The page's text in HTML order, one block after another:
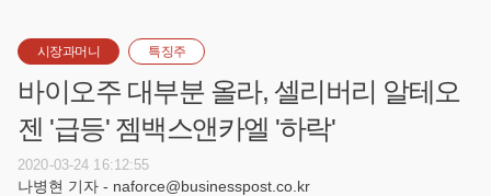
시장과머니 특징주
바이오주 대부분 올라, 셀리버리 알테오
젠 '급등' 젬백스앤카엘 '하락'
2020-03-24 16:12:55
나병현 기자 - naforce@businesspost.co.kr